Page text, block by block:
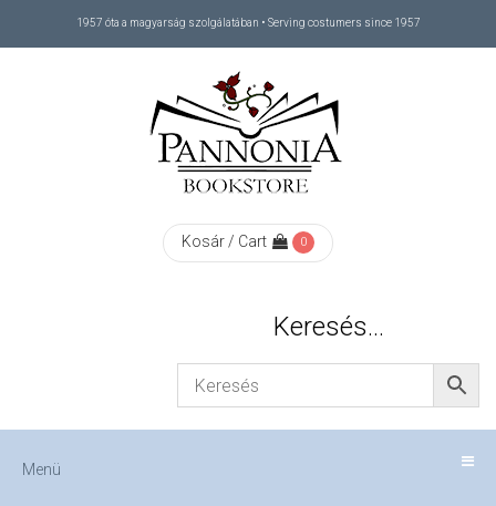
1957 óta a magyarság szolgálatában • Serving costumers since 1957
Kosár / Cart 0
Keresés…
Menü